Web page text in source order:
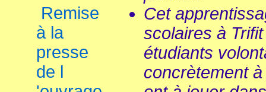
Remise
à la
presse
de l
Cet
scolaires à
étudiants
concrètement